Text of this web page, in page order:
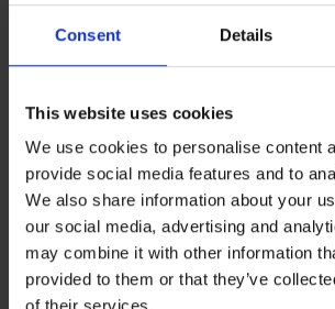
Consent Details
This website uses cookies
We use cookies to personalise content
provide social media features and to
We also share information about your
our social media, advertising and
may combine it with other information
provided to them or that they’ve
4,4
2PACK panty’s Basic XL matt
40 DEN
5PACK
Basic